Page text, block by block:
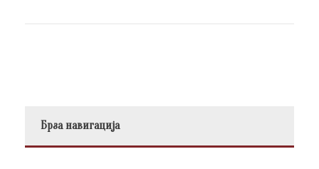
Брза навигација